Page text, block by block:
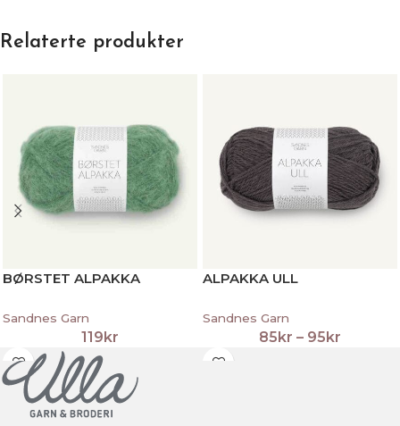
Relaterte produkter
BØRSTET ALPAKKA
Sandnes Garn
119kr
ALPAKKA ULL
Sandnes Garn
85kr – 95kr